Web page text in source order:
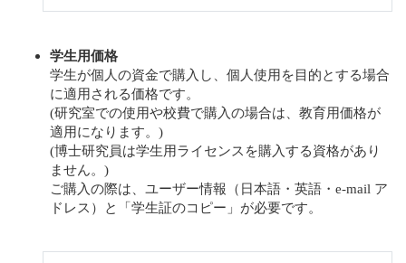
学生用価格
学生が個人の資金で購入し、個人使用を目的とする場合
に適用される価格です。
(研究室での使用や校費で購入の場合は、教育用価格が
適用になります。)
(博士研究員は学生用ライセンスを購入する資格があり
ません。)
ご購入の際は、ユーザー情報（日本語・英語・e-mail ア
ドレス）と「学生証のコピー」が必要です。